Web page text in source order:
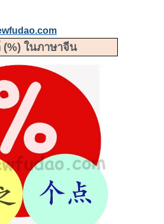
(%)ในภาษาจีน